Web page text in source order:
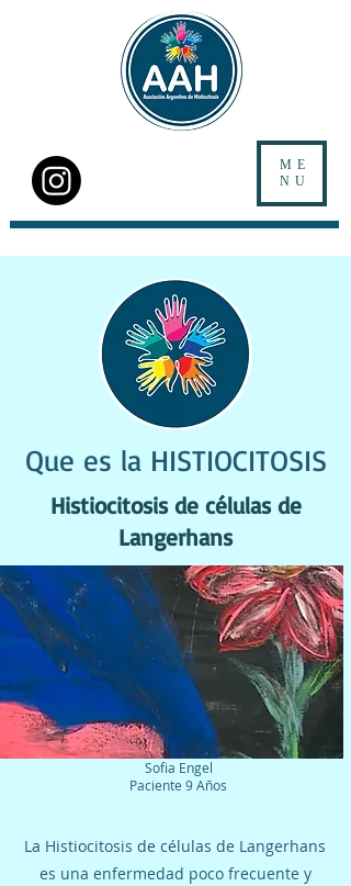
ME
NU
Que es la HISTIOCITOSIS
Histiocitosis de células de
Langerhans
Sofia Engel
Paciente 9 Años
La Histiocitosis de células de Langerhans
es una enfermedad poco frecuente y